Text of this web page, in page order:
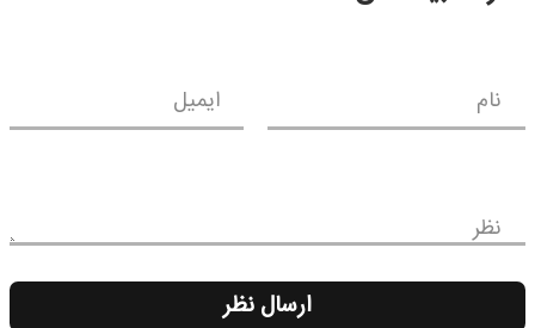
نام ایمیل
نظر
ارسال نظر